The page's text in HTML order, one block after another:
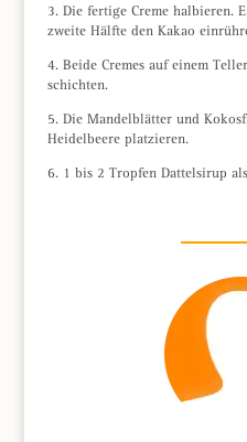
3. Die fertige Creme halbieren.
zweite Hälfte den Kakao
4. Beide Cremes auf einem
schichten.
5. Die Mandelblätter und
Heidelbeere platzieren.
6. 1 bis 2 Tropfen Dattelsirup